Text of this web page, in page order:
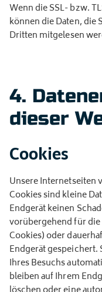
Wenn die SSL- bzw.
können die Daten, die
Dritten mitgelesen
4.
dieser
Cookies
Unsere Internetseiten
Cookies sind kleine
Endgerät keinen
vorübergehend für
Cookies) oder
Endgerät gespeichert.
Ihres Besuchs
bleiben auf Ihrem